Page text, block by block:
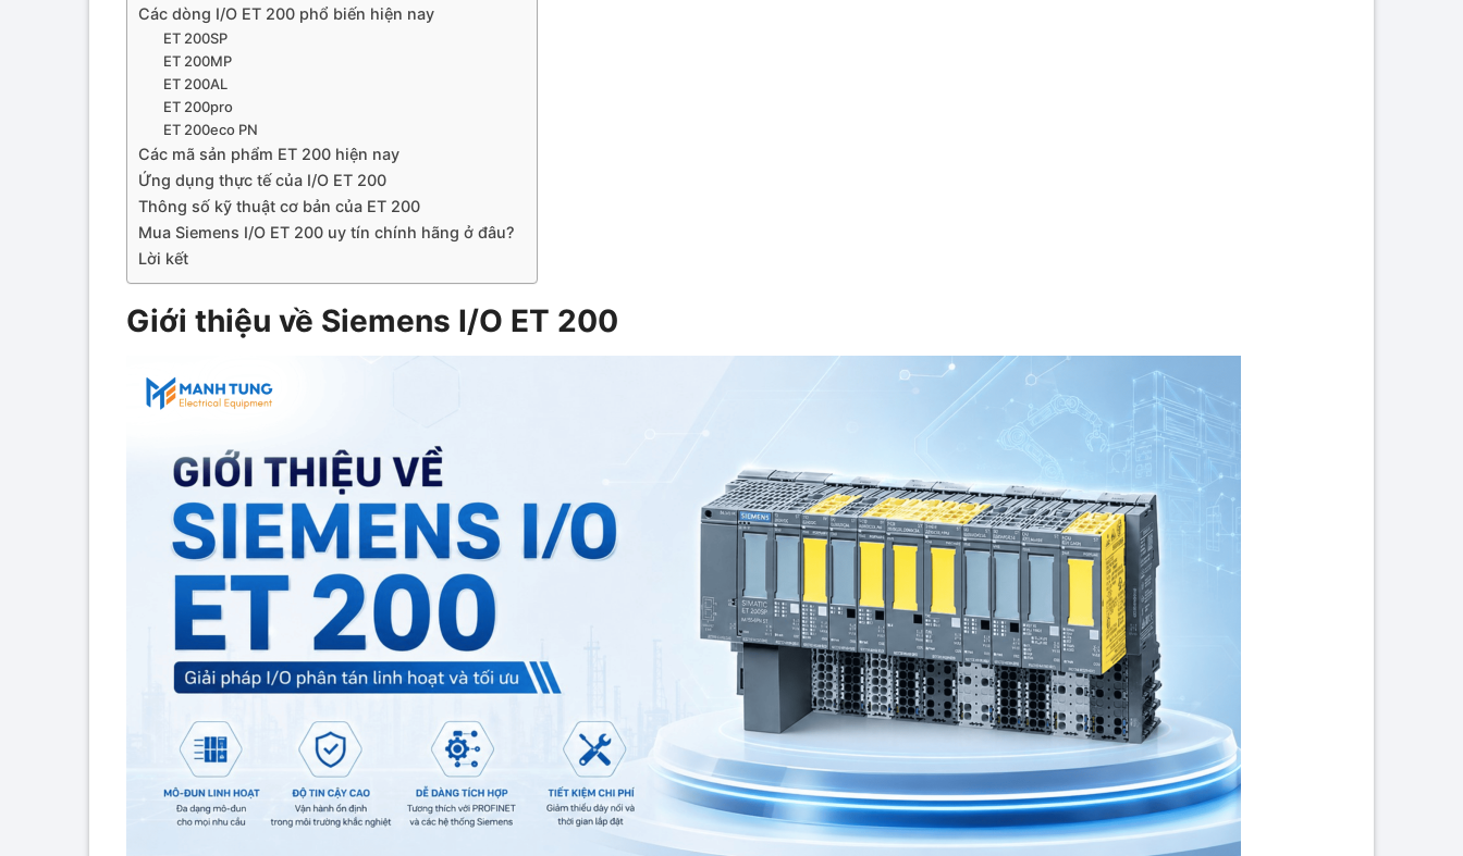
Các dòng I/O ET 200 phổ biến hiện nay
ET 200SP
ET 200MP
ET 200AL
ET 200pro
ET 200eco PN
Các mã sản phẩm ET 200 hiện nay
Ứng dụng thực tế của I/O ET 200
Thông số kỹ thuật cơ bản của ET 200
Mua Siemens I/O ET 200 uy tín chính hãng ở đâu?
Lời kết
Giới thiệu về Siemens I/O ET 200